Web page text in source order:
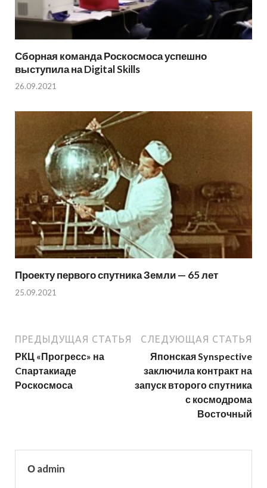
Сборная команда Роскосмоса успешно
выступила на Digital Skills
26.09.2021
Проекту первого спутника Земли — 65 лет
25.09.2021
ПРЕДЫДУЩАЯ СТАТЬЯ
РКЦ «Прогресс» на
Cпартакиаде
Роскосмоса
СЛЕДУЮЩАЯ СТАТЬЯ
Японская Synspective
заключила контракт на
запуск второго спутника
с космодрома
Восточный
О admin